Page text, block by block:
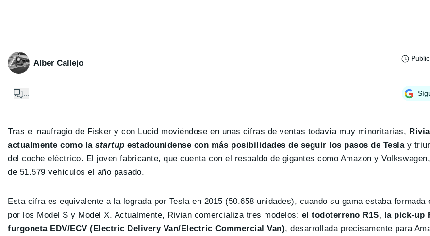
Alber Callejo
...
Tras el naufragio de Fisker y con Lucid moviéndose en unas cifras de ventas todavía muy minoritarias,
actualmente como lastartupestadounidense con más posibilidades de seguir los pasos de Teslay
del coche eléctrico. El joven fabricante, que cuenta con el respaldo de gigantes como Amazon y
de 51.579 vehículos el año pasado.
Esta cifra es equivalente a la lograda por Tesla en 2015 (50.658 unidades), cuando su gama estaba formada
por los Model S y Model X. Actualmente, Rivian comercializa tres modelos: el todoterreno R1S, la pick-up
furgoneta EDV/ECV (Electric Delivery Van/Electric Commercial Van), desarrollada precisamente para